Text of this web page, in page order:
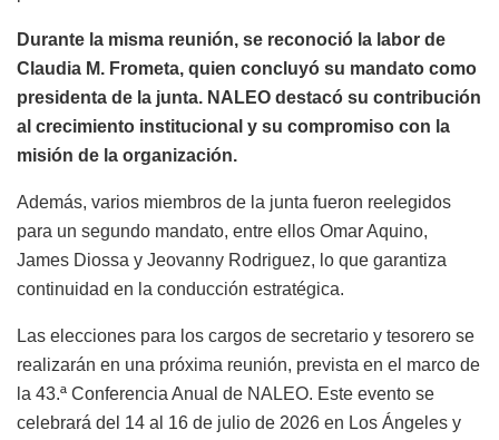
Durante la misma reunión, se reconoció la labor de
Claudia M. Frometa, quien concluyó su mandato como
presidenta de la junta. NALEO destacó su contribución
al crecimiento institucional y su compromiso con la
misión de la organización.
Además, varios miembros de la junta fueron reelegidos
para un segundo mandato, entre ellos Omar Aquino,
James Diossa y Jeovanny Rodriguez, lo que garantiza
continuidad en la conducción estratégica.
Las elecciones para los cargos de secretario y tesorero se
realizarán en una próxima reunión, prevista en el marco de
la 43.ª Conferencia Anual de NALEO. Este evento se
celebrará del 14 al 16 de julio de 2026 en Los Ángeles y